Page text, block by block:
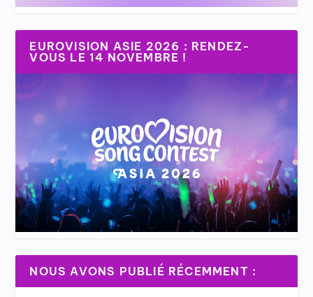
EUROVISION ASIE 2026 : RENDEZ-
VOUS LE 14 NOVEMBRE !
NOUS AVONS PUBLIÉ RÉCEMMENT :